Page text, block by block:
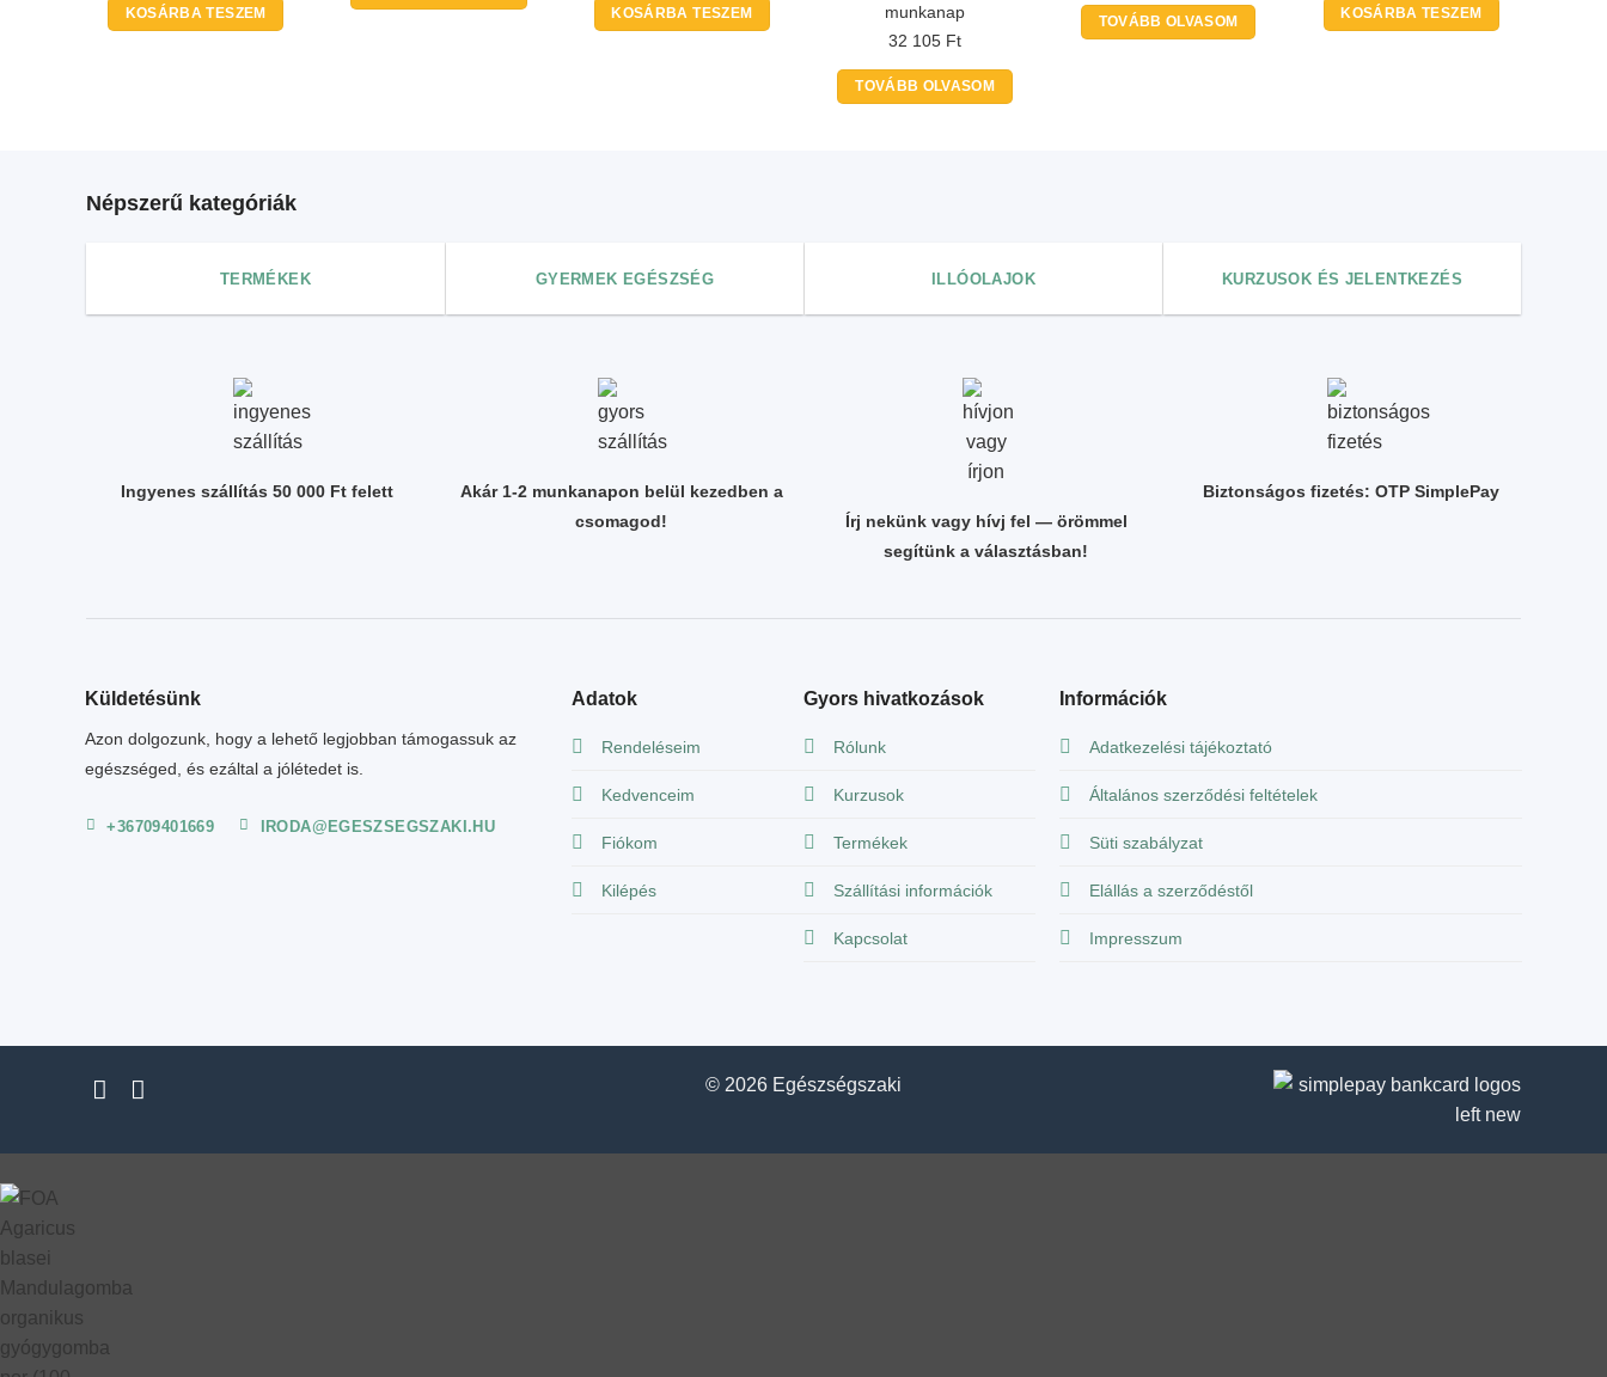
KOSÁRBA TESZEM KOSÁRBA TESZEM
munkanap
32 105 Ft
TOVÁBB OLVASOM
TOVÁBB OLVASOM
KOSÁRBA TESZEM
Népszerű kategóriák
TERMÉKEK GYERMEK EGÉSZSÉG ILLÓOLAJOK KURZUSOK ÉS JELENTKEZÉS
Ingyenes szállítás 50 000 Ft felett
Akár 1-2 munkanapon belül kezedben a
csomagod!
Írj nekünk vagy hívj fel — örömmel
segítünk a választásban!
Biztonságos fizetés: OTP SimplePay
Küldetésünk
Azon dolgozunk, hogy a lehető legjobban támogassuk az
egészséged, és ezáltal a jólétedet is.
+36709401669 IRODA@EGESZSEGSZAKI.HU
Adatok
Rendeléseim
Kedvenceim
Fiókom
Kilépés
Gyors hivatkozások
Rólunk
Kurzusok
Termékek
Szállítási információk
Kapcsolat
Információk
Adatkezelési tájékoztató
Általános szerződési feltételek
Süti szabályzat
Elállás a szerződéstől
Impresszum
© 2026 Egészségszaki